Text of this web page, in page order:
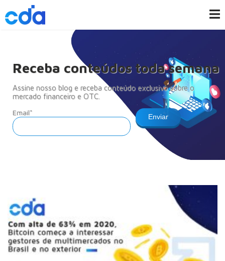
Receba conteúdos toda semana
Assine nosso blog e receba conteúdo exclusivo sobre o
mercado financeiro e OTC.
Email*